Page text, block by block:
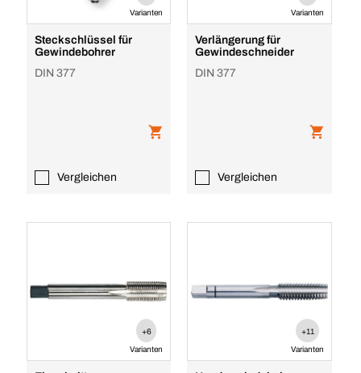
Varianten
Steckschlüssel für
Gewindebohrer
DIN 377
Vergleichen
Varianten
Verlängerung für
Gewindeschneider
DIN 377
Vergleichen
+6
Varianten
+11
Varianten